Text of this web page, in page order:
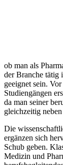
ob man als
der Branche tätig
geeignet sein.
Studiengängen
da man seiner
gleichzeitig
Die
ergänzen sich
Schub geben.
Medizin und